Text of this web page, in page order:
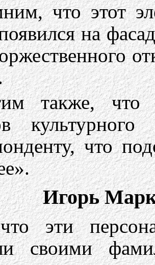
что этот
на
также, что
что
Игорь
эти
своими